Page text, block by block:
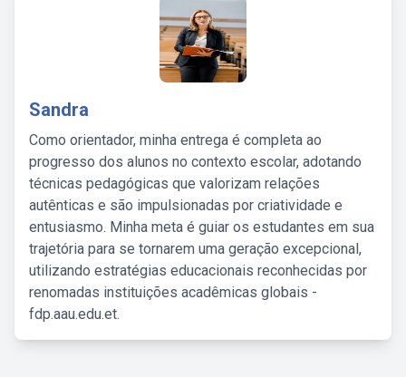
Sandra
Como orientador, minha entrega é completa ao
progresso dos alunos no contexto escolar, adotando
técnicas pedagógicas que valorizam relações
autênticas e são impulsionadas por criatividade e
entusiasmo. Minha meta é guiar os estudantes em sua
trajetória para se tornarem uma geração excepcional,
utilizando estratégias educacionais reconhecidas por
renomadas instituições acadêmicas globais -
fdp.aau.edu.et.